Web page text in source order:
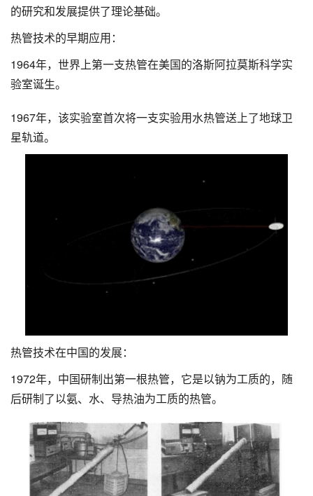
的研究和发展提供了理论基础。
热管技术的早期应用：
1964年，世界上第一支热管在美国的洛斯阿拉莫斯科学实
验室诞生。
1967年，该实验室首次将一支实验用水热管送上了地球卫
星轨道。
热管技术在中国的发展：
1972年，中国研制出第一根热管，它是以钠为工质的，随
后研制了以氨、水、导热油为工质的热管。